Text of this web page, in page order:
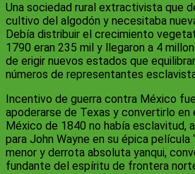
Una sociedad rural extractivista que
cultivo del algodón y necesitaba
Debía distribuir el crecimiento
1790 eran 235 mil y llegaron a 4
de erigir nuevos estados que
números de representantes
Incentivo de guerra contra México
apoderarse de Texas y convertirlo en
México de 1840 no había esclavitud,
para John Wayne en su épica película
menor y derrota absoluta yanqui,
fundante del espíritu de frontera